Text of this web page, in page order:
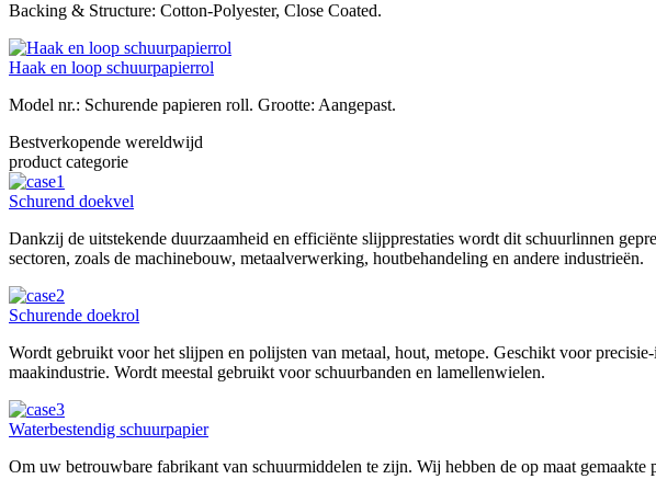
Backing & Structure: Cotton-Polyester, Close Coated.
Haak en loop schuurpapierrol
Model nr.: Schurende papieren roll. Grootte: Aangepast.
Bestverkopende wereldwijd
product categorie
Schurend doekvel
Dankzij de uitstekende duurzaamheid en efficiënte slijpprestaties wordt dit schuurlinnen
sectoren, zoals de machinebouw, metaalverwerking, houtbehandeling en andere industrieën.
Schurende doekrol
Wordt gebruikt voor het slijpen en polijsten van metaal, hout, metope. Geschikt voor
maakindustrie. Wordt meestal gebruikt voor schuurbanden en lamellenwielen.
Waterbestendig schuurpapier
Om uw betrouwbare fabrikant van schuurmiddelen te zijn. Wij hebben de op maat